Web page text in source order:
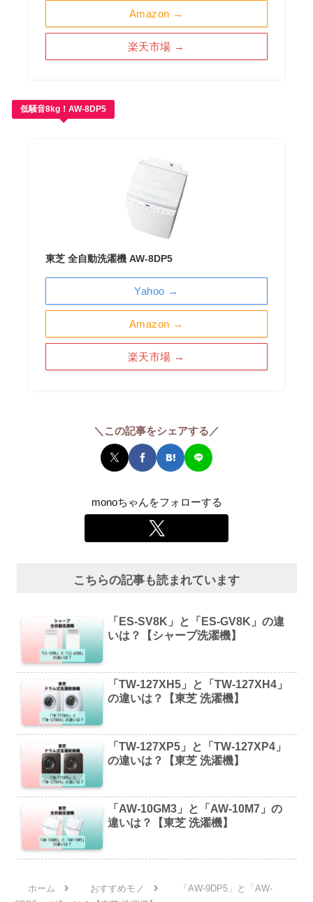
Amazon →
楽天市場 →
低騒音8kg！AW-8DP5
東芝 全自動洗濯機 AW-8DP5
Amazon →
楽天市場 →
Yahoo →
＼この記事をシェアする／
monoちゃんをフォローする
こちらの記事も読まれています
「ES-SV8K」と「ES-GV8K」の違
いは？【シャープ洗濯機】
「TW-127XH5」と「TW-127XH4」
の違いは？【東芝 洗濯機】
「TW-127XP5」と「TW-127XP4」
の違いは？【東芝 洗濯機】
「AW-10GM3」と「AW-10M7」の
違いは？【東芝 洗濯機】
ホーム おすすめモノ
「AW-9DP5」と「AW-